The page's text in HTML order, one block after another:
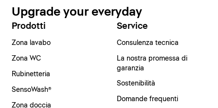
Upgrade your everyday
Prodotti
Zona lavabo
Zona WC
Rubinetteria
SensoWash®
Zona doccia
Service
Consulenza tecnica
La nostra promessa di
garanzia
Sostenibilità
Domande frequenti